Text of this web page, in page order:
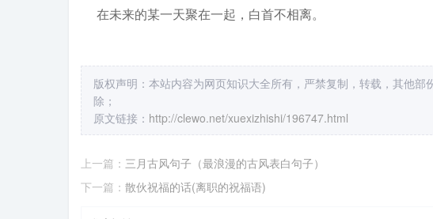
在未来的某一天聚在一起，白首不相离。
版权声明：本站内容为网页知识大全所有，严禁复制，转载，其他
除；
原文链接： http://clewo.net/xuexizhishi/196747.html
上一篇： 三月古风句子（最浪漫的古风表白句子）
下一篇： 散伙祝福的话(离职的祝福语)